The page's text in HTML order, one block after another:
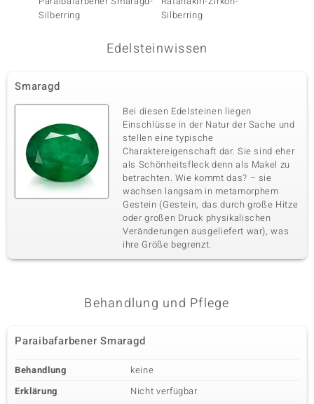
Silberring
Silberring
Edelsteinwissen
Smaragd
Bei diesen Edelsteinen liegen
Einschlüsse in der Natur der Sache und
stellen eine typische
Charaktereigenschaft dar. Sie sind eher
als Schönheitsfleck denn als Makel zu
betrachten. Wie kommt das? – sie
wachsen langsam in metamorphem
Gestein (Gestein, das durch große Hitze
oder großen Druck physikalischen
Veränderungen ausgeliefert war), was
ihre Größe begrenzt.
Behandlung und Pflege
Paraibafarbener Smaragd
Behandlung
keine
Erklärung
Nicht verfügbar